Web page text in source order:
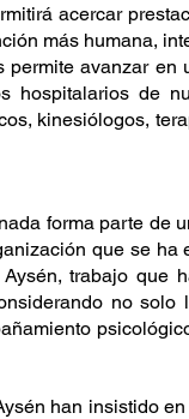
acercar
más humana,
avanzar en
hospitalarios de
kinesiólogos,
forma parte de
que se ha
trabajo que
no solo
han insistido